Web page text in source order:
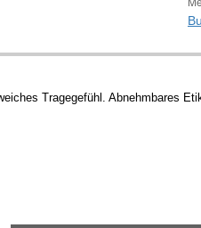
Tragegefühl. Abnehmbares